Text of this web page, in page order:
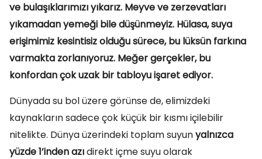
ve bulaşıklarımızı yıkarız. Meyve ve zerzevatları
yıkamadan yemeği bile düşünmeyiz. Hülasa, suya
erişimimiz kesintisiz olduğu sürece, bu lüksün farkına
varmakta zorlanıyoruz. Meğer gerçekler, bu
konfordan çok uzak bir tabloyu işaret ediyor.
Dünyada su bol üzere görünse de, elimizdeki
kaynakların sadece çok küçük bir kısmı içilebilir
nitelikte. Dünya üzerindeki toplam suyunyalnızca
yüzde 1’inden azıdirekt içme suyu olarak